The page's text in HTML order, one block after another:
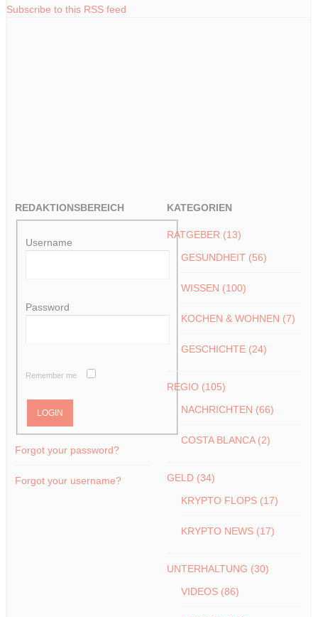
k
p
n
Subscribe to this RSS feed
REDAKTIONSBEREICH
Username
Password
Remember me
Forgot your password?
Forgot your username?
KATEGORIEN
RATGEBER (13)
GESUNDHEIT (56)
WISSEN (100)
KOCHEN & WOHNEN (7)
GESCHICHTE (24)
REGIO (105)
NACHRICHTEN (66)
COSTA BLANCA(2)
GELD (34)
KRYPTO FLOPS (17)
KRYPTO NEWS (17)
UNTERHALTUNG (30)
VIDEOS (86)